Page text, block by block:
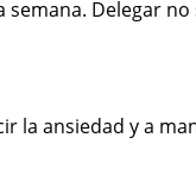
Delegar
la ansiedad y a